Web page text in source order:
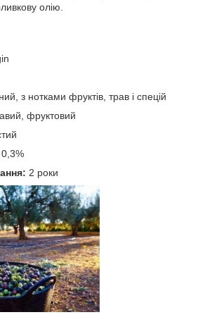
олію.
з нотками фруктів, трав і спецій
фруктовий
0,3%
2 роки